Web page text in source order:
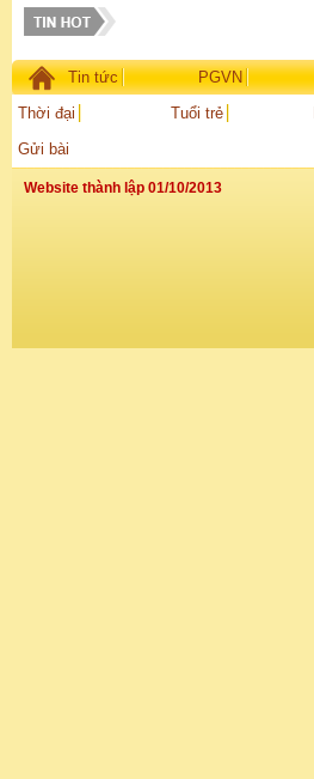
Tin tức PGVN
Thời đại
Tuổi trẻ
Gửi bài
Website thành lập 01/10/2013